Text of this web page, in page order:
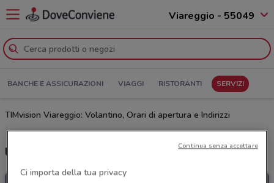
Viareggio - 55049
BANCHE E ASSICURAZIONI VIAGGI RISTORANTI SERVIZI
TIMvision Viareggio: Volantino, Orari di apertura e Indirizzi
Ultime offerte del volantino TIMvision
Ci importa della tua privacy
Continua senza accettare